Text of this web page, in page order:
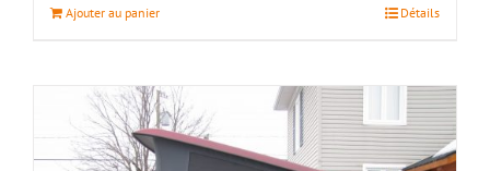
Ajouter au panier Détails